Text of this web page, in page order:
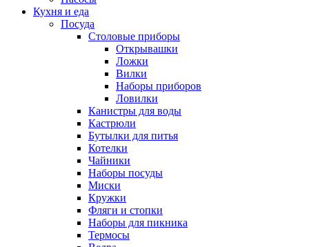
Кухня и еда
Посуда
Столовые приборы
Открывашки
Ложки
Вилки
Наборы приборов
Ловилки
Канистры для воды
Кастрюли
Бутылки для питья
Котелки
Чайники
Наборы посуды
Миски
Кружки
Фляги и стопки
Наборы для пикника
Термосы